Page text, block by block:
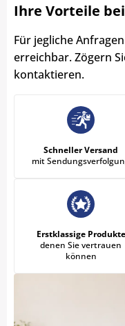
Ihre Vorteile
Für jegliche
erreichbar. Zögern
kontaktieren.
Schneller Versand
mit
Erstklassige Produkte
denen Sie vertrauen
können